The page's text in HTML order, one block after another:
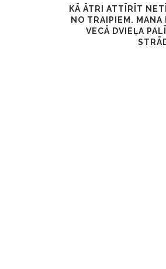
KĀ ĀTRI ATTĪRĪT
NO TRAIPIEM. MANA
VECĀ DVIEĻA